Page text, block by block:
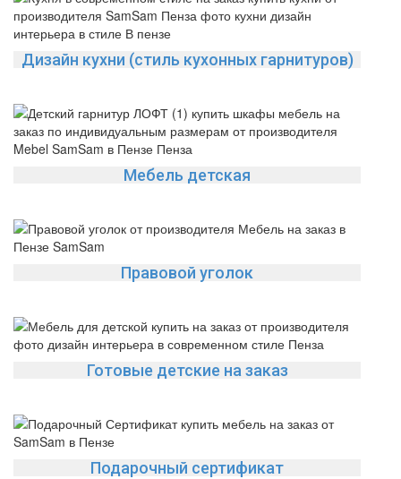
Дизайн кухни (стиль кухонных гарнитуров)
Мебель детская
Правовой уголок
Готовые детские на заказ
Подарочный сертификат